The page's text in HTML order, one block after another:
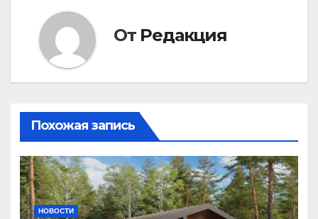
От Редакция
Похожая запись
НОВОСТИ